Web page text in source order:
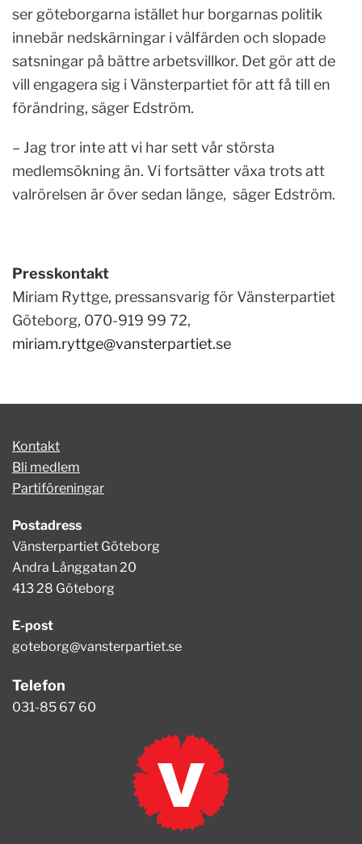
ser göteborgarna istället hur borgarnas politik
innebär nedskärningar i välfärden och slopade
satsningar på bättre arbetsvillkor. Det gör att de
vill engagera sig i Vänsterpartiet för att få till en
förändring, säger Edström.
– Jag tror inte att vi har sett vår största
medlemsökning än. Vi fortsätter växa trots att
valrörelsen är över sedan länge, säger Edström.
Presskontakt
Miriam Ryttge, pressansvarig för Vänsterpartiet
Göteborg, 070-919 99 72,
miriam.ryttge@vansterpartiet.se
Kontakt
Bli medlem
Partiföreningar
Postadress
Vänsterpartiet Göteborg
Andra Långgatan 20
413 28 Göteborg
E-post
goteborg@vansterpartiet.se
Telefon
031-85 67 60